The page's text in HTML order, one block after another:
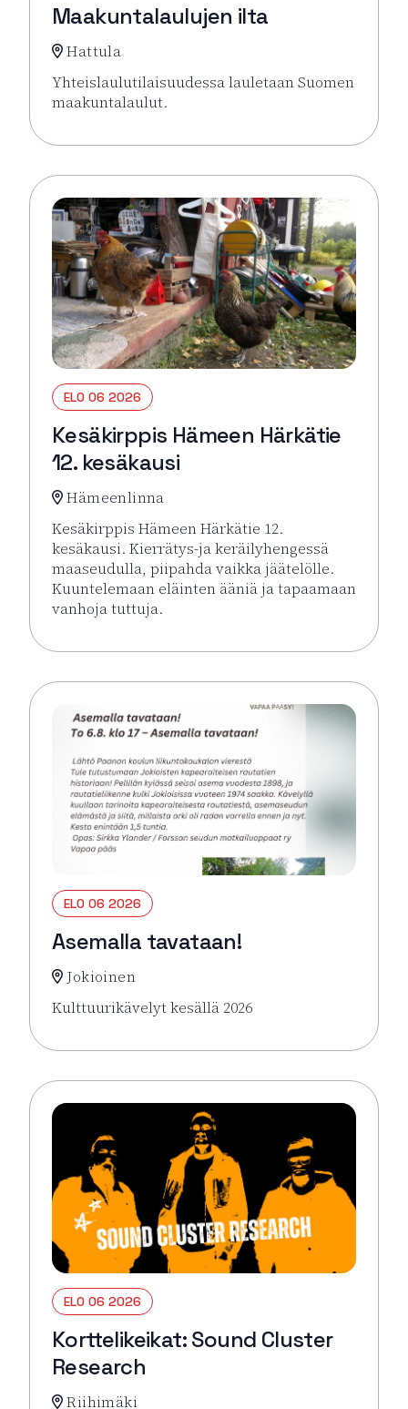
Maakuntalaulujen ilta
Hattula
Yhteislaulutilaisuudessa lauletaan Suomen
maakuntalaulut.
ELO 06 2026
Kesäkirppis Hämeen Härkätie
12. kesäkausi
Hämeenlinna
Kesäkirppis Hämeen Härkätie 12.
kesäkausi. Kierrätys-ja keräilyhengessä
maaseudulla, piipahda vaikka jäätelölle.
Kuuntelemaan eläinten ääniä ja tapaamaan
vanhoja tuttuja.
Lue lisää tapahtumasta Kesäkirppis Hämeen
ELO 06 2026
Asemalla tavataan!
Jokioinen
Kulttuurikävelyt kesällä 2026
ELO 06 2026
Korttelikeikat: Sound Cluster
Research
Riihimäki